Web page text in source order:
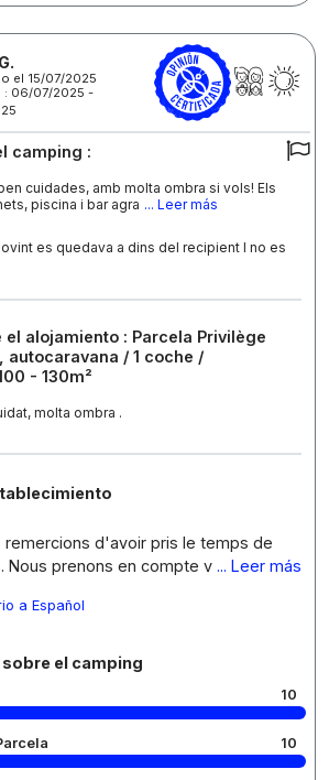
el 15/07/2025
: 06/07/2025 -
camping :
cuidades, amb molta ombra si vols! Els
piscina i bar agra ... Leer más
es quedava a dins del recipient I no es
el alojamiento : Parcela Privilège
autocaravana / 1 coche /
- 130m²
molta ombra .
remercions d'avoir pris le temps de
Nous prenons en compte v ... Leer más
a Español
el camping
10
10